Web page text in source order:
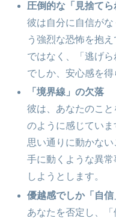
圧倒的な「見捨てら
彼は自分に自信が
う強烈な恐怖を抱
ではなく、「逃げ
でしか、安心感を得
「境界線」の欠落
彼は、あなたのこと
のように感じてい
思い通りに動かな
手に動くような異
しようとします。
優越感でしか「自
あなたを否定し、